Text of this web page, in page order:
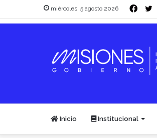
miércoles, 5 agosto 2026
Inicio Institucional